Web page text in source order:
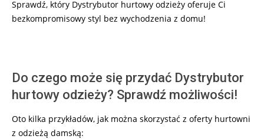
Sprawdź, który Dystrybutor hurtowy odzieży oferuje Ci
bezkompromisowy styl bez wychodzenia z domu!
Do czego może się przydać Dystrybutor
hurtowy odzieży? Sprawdź możliwości!
Oto kilka przykładów, jak można skorzystać z oferty hurtowni
z odzieżą damską: